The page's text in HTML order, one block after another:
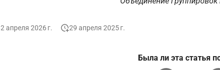
2 апреля 2026 г. 29 апреля 2025 г.
Была ли эта статья